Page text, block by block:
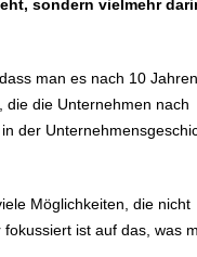
sondern vielmehr
man es nach 10
die die Unternehmen nach
der
Möglichkeiten, die nicht
ist auf das, was